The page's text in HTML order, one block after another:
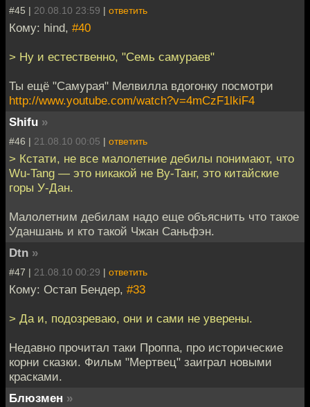
#45 | 20.08.10 23:59 | ответить
Кому: hind, #40
> Ну и естественно, "Семь самураев"
Ты ещё "Самурая" Мелвилла вдогонку посмотри
http://www.youtube.com/watch?v=4mCzF1lkiF4
Shifu »
#46 | 21.08.10 00:05 | ответить
> Кстати, не все малолетние дебилы понимают, что
Wu-Tang — это никакой не Ву-Танг, это китайские
горы У-Дан.
Малолетним дебилам надо еще объяснить что такое
Уданшань и кто такой Чжан Саньфэн.
Dtn »
#47 | 21.08.10 00:29 | ответить
Кому: Остап Бендер, #33
> Да и, подозреваю, они и сами не уверены.
Недавно прочитал таки Проппа, про исторические
корни сказки. Фильм "Мертвец" заиграл новыми
красками.
Блюзмен »